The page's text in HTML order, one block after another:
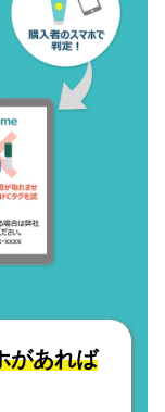
があれば